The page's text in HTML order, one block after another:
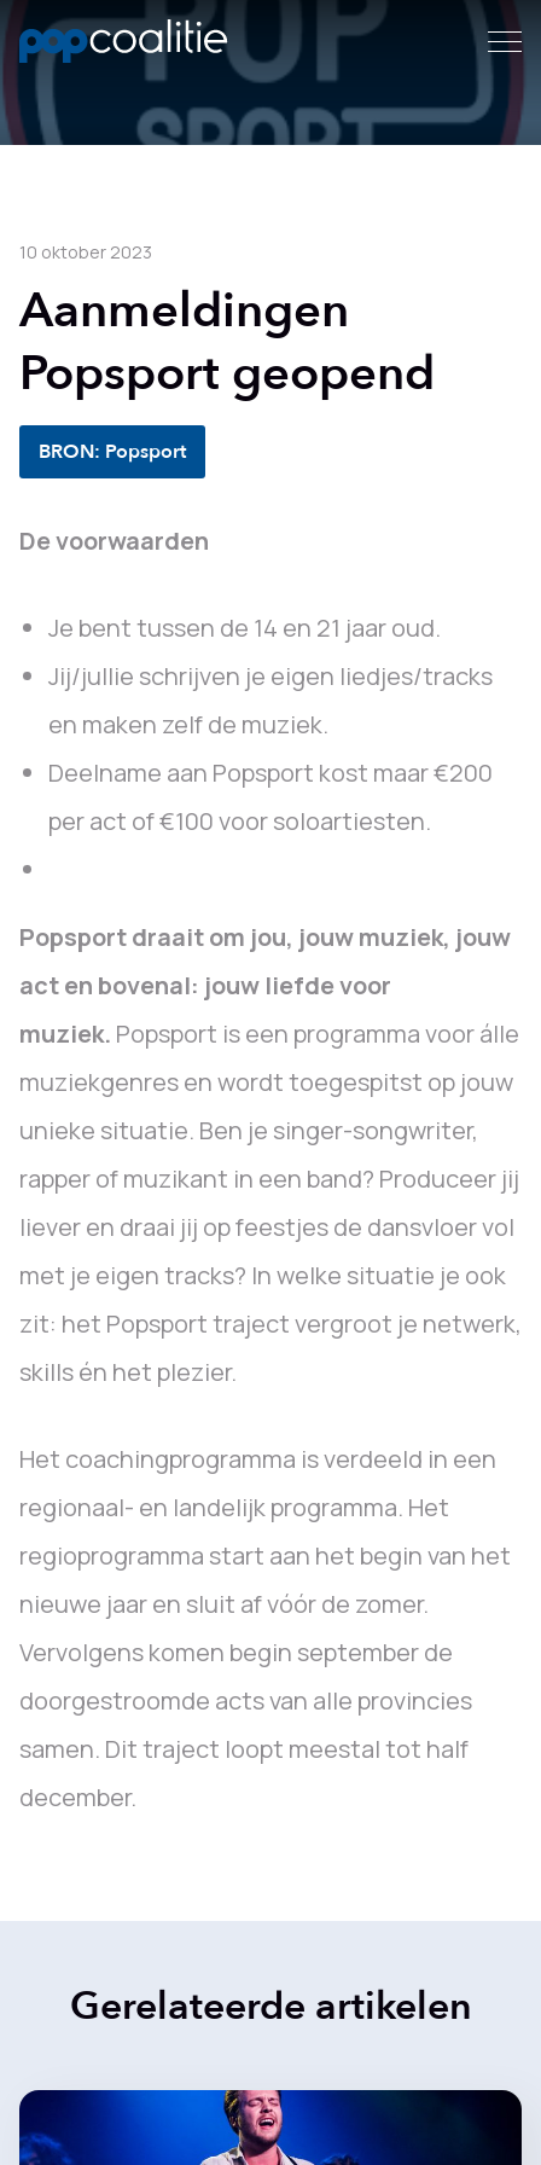
10 oktober 2023
Aanmeldingen
Popsport geopend
BRON: Popsport
De voorwaarden
Je bent tussen de 14 en 21 jaar oud.
Jij/jullie schrijven je eigen liedjes/tracks
en maken zelf de muziek.
Deelname aan Popsport kost maar €200
per act of €100 voor soloartiesten.
Popsport draait om jou, jouw muziek, jouw
act en bovenal: jouw liefde voor
muziek. Popsport is een programma voor álle
muziekgenres en wordt toegespitst op jouw
unieke situatie. Ben je singer-songwriter,
rapper of muzikant in een band? Produceer jij
liever en draai jij op feestjes de dansvloer vol
met je eigen tracks? In welke situatie je ook
zit: het Popsport traject vergroot je netwerk,
skills én het plezier.
Het coachingprogramma is verdeeld in een
regionaal- en landelijk programma. Het
regioprogramma start aan het begin van het
nieuwe jaar en sluit af vóór de zomer.
Vervolgens komen begin september de
doorgestroomde acts van alle provincies
samen. Dit traject loopt meestal tot half
december.
Gerelateerde artikelen